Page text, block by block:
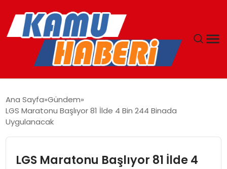
YAŞAM
Ana Sayfa Gündem
LGS Maratonu Başlıyor 81 İlde 4 Bin 244 Binada
Uygulanacak
LGS Maratonu Başlıyor 81 İlde 4